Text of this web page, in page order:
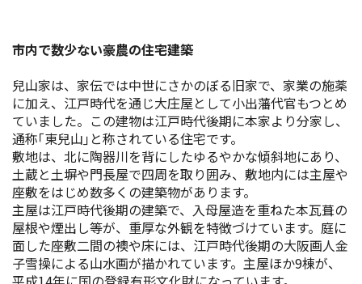
体験プラン・ツアー
特集
開花情報
スポーツ施設
NEWS
市内で数少ない豪農の住宅建築
兒山家は、家伝では中世にさかのぼる旧家で、家業の施薬
に加え、江戸時代を通じ大庄屋として小出藩代官もつとめ
ていました。この建物は江戸時代後期に本家より分家し、
通称｢東兒山｣と称されている住宅です。
敷地は、北に陶器川を背にしたゆるやかな傾斜地にあり、
土蔵と土塀や門長屋で四周を取り囲み、敷地内には主屋や
座敷をはじめ数多くの建築物があります。
主屋は江戸時代後期の建築で、入母屋造を重ねた本瓦葺の
屋根や煙出し等が、重厚な外観を特徴づけています。庭に
面した座敷二間の襖や床には、江戸時代後期の大阪画人金
子雪操による山水画が描かれています。主屋ほか9棟が、